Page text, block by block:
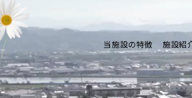
当施設の特徴 施設紹